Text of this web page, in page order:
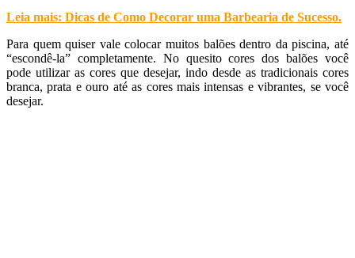
Leia mais: Dicas de Como Decorar uma Barbearia de Sucesso.
Para quem quiser vale colocar muitos balões dentro da piscina, até
“escondê-la” completamente. No quesito cores dos balões você
pode utilizar as cores que desejar, indo desde as tradicionais cores
branca, prata e ouro até as cores mais intensas e vibrantes, se você
desejar.